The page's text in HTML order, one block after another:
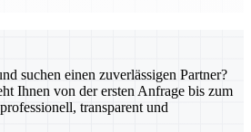
suchen einen zuverlässigen Partner?
Ihnen von der ersten Anfrage bis zum
transparent und